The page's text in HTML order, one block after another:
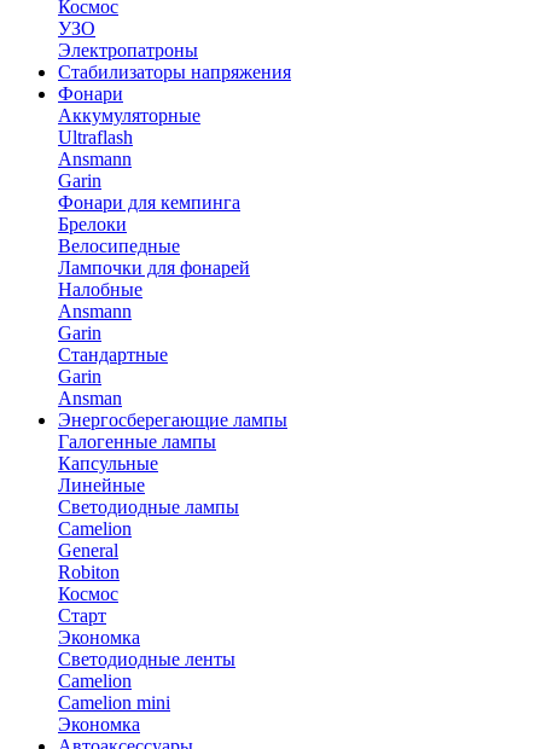
Космос
УЗО
Электропатроны
Стабилизаторы напряжения
Фонари
Аккумуляторные
Ultraflash
Ansmann
Garin
Фонари для кемпинга
Брелоки
Велосипедные
Лампочки для фонарей
Налобные
Ansmann
Garin
Стандартные
Garin
Ansman
Энергосберегающие лампы
Галогенные лампы
Капсульные
Линейные
Светодиодные лампы
Camelion
General
Robiton
Космос
Старт
Экономка
Светодиодные ленты
Camelion
Camelion mini
Экономка